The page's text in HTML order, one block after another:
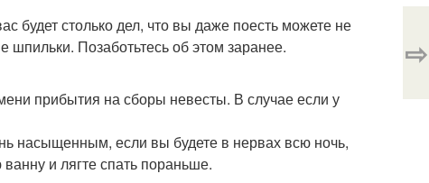
будет столько дел, что вы даже поесть можете не
шпильки. Позаботьтесь об этом заранее.
прибытия на сборы невесты. В случае если у
насыщенным, если вы будете в нервах всю ночь,
и лягте спать пораньше.
⇨